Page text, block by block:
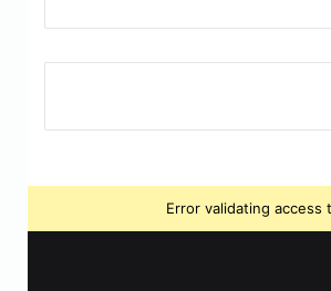
Error validating